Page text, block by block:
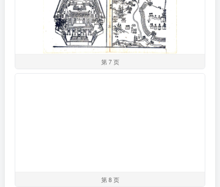
第 7 页
第 8 页